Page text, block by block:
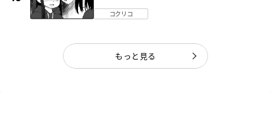
コクリコ
もっと見る